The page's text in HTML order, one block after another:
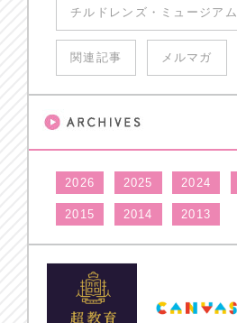
チルドレンズ・ミュージアム
関連記事 メルマガ
2026 2025 2024
2015 2014 2013